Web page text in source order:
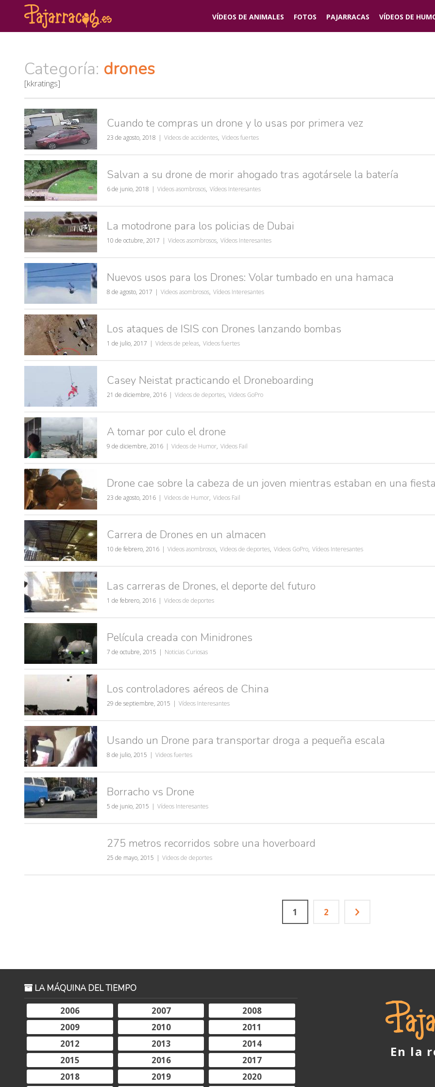
VÍDEOS DE ANIMALES FOTOS PAJARRACAS VÍDEOS DE
Categoría: drones
[kkratings]
Cuando te compras un drone y lo usas por primera vez
23 de agosto, 2018 Videos de accidentes, Videos fuertes
Salvan a su drone de morir ahogado tras agotársele la batería
6 de junio, 2018 Videos asombrosos, Vídeos Interesantes
La motodrone para los policias de Dubai
10 de octubre, 2017 Videos asombrosos, Vídeos Interesantes
Nuevos usos para los Drones: Volar tumbado en una hamaca
8 de agosto, 2017 Videos asombrosos, Vídeos Interesantes
Los ataques de ISIS con Drones lanzando bombas
1 de julio, 2017 Videos de peleas, Videos fuertes
Casey Neistat practicando el Droneboarding
21 de diciembre, 2016 Videos de deportes, Videos GoPro
A tomar por culo el drone
9 de diciembre, 2016 Videos de Humor, Videos Fail
Drone cae sobre la cabeza de un joven mientras estaban en una fiesta
23 de agosto, 2016 Videos de Humor, Videos Fail
Carrera de Drones en un almacen
10 de febrero, 2016 Videos asombrosos, Videos de deportes, Videos GoPro, Vídeos Interesantes
Las carreras de Drones, el deporte del futuro
1 de febrero, 2016 Videos de deportes
Película creada con Minidrones
7 de octubre, 2015 Noticias Curiosas
Los controladores aéreos de China
29 de septiembre, 2015 Vídeos Interesantes
Usando un Drone para transportar droga a pequeña escala
8 de julio, 2015 Videos fuertes
Borracho vs Drone
5 de junio, 2015 Vídeos Interesantes
275 metros recorridos sobre una hoverboard
25 de mayo, 2015 Videos de deportes
1 2
LA MÁQUINA DEL TIEMPO
2006
2007
2008
2009
2010
2011
2012
2013
2014
2015
2016
2017
2018
2019 2020
En la